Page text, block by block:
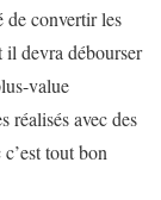
de convertir les
il devra débourser
value
réalisés avec des
tout bon